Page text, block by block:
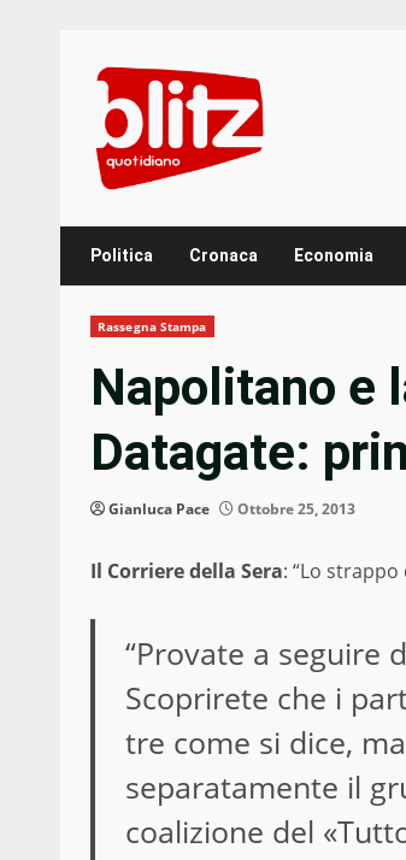
content
Politica Cronaca Economia
Rassegna Stampa
Napolitano e
Datagate:
Gianluca Pace Ottobre 25, 2013
Il Corriere della Sera: “Lo
“Provate a seguire
Scoprirete che i
tre come si dice,
separatamente il
coalizione del